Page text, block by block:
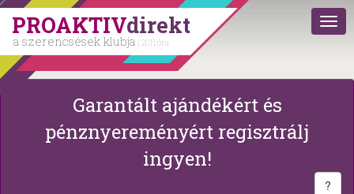
PROAKTIVdirekt
a szerencsések klubja | 2011 óta
Garantált ajándékért és
pénznyereményért regisztrálj
ingyen!
?